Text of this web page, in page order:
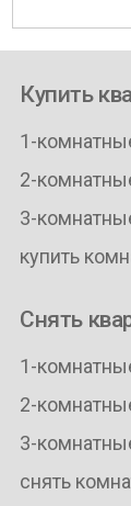
Купить
1-
2-
3-
купить
Снять
1-
2-
3-
снять